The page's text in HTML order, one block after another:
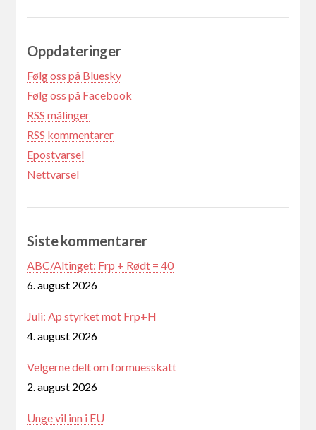
Oppdateringer
Følg oss på Bluesky
Følg oss på Facebook
RSS målinger
RSS kommentarer
Epostvarsel
Nettvarsel
Siste kommentarer
ABC/Altinget: Frp + Rødt = 40
6. august 2026
Juli: Ap styrket mot Frp+H
4. august 2026
Velgerne delt om formuesskatt
2. august 2026
Unge vil inn i EU